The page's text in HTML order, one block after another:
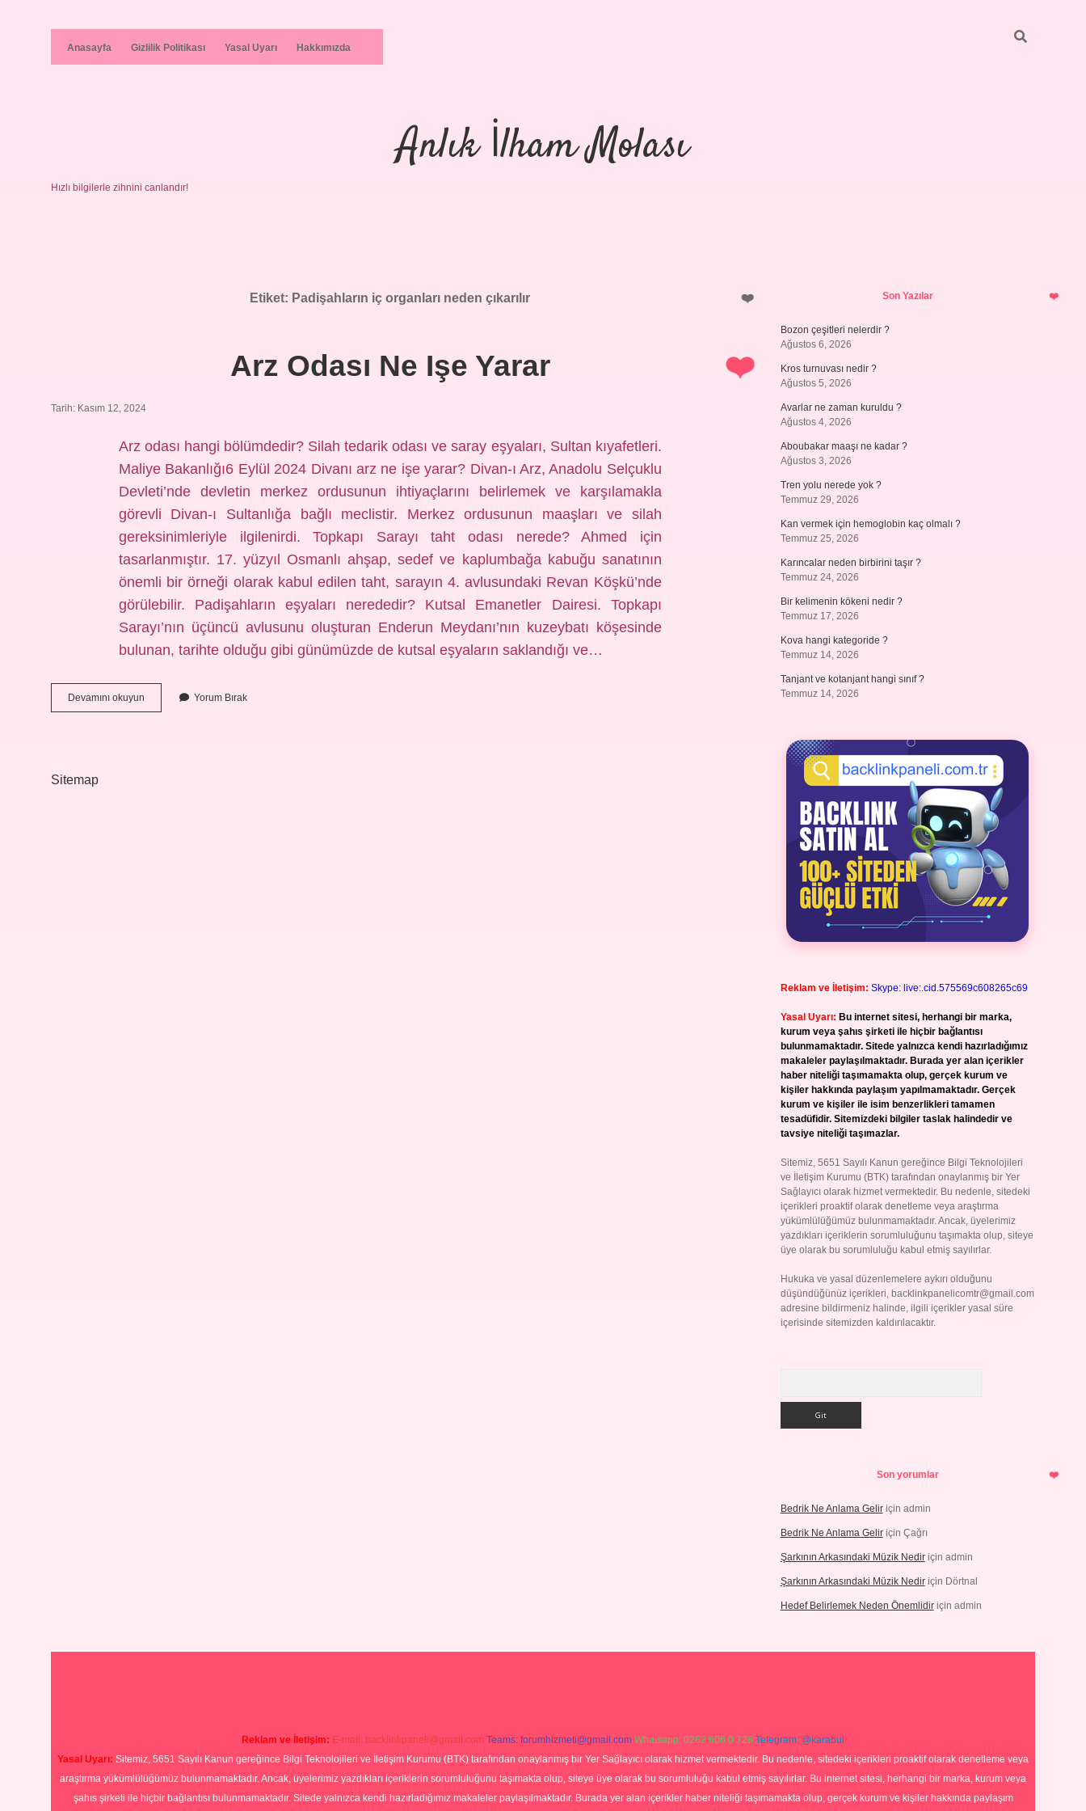
Anasayfa Gizlilik Politikası Yasal Uyarı Hakkımızda
Anlık İlham Molası
Hızlı bilgilerle zihnini canlandır!
Etiket: Padişahların iç organları neden çıkarılır
Arz Odası Ne Işe Yarar
Tarih: Kasım 12, 2024
Arz odası hangi bölümdedir? Silah tedarik odası ve saray eşyaları, Sultan kıyafetleri.
Maliye Bakanlığı6 Eylül 2024 Divanı arz ne işe yarar? Divan-ı Arz, Anadolu Selçuklu
Devleti’nde devletin merkez ordusunun ihtiyaçlarını belirlemek ve karşılamakla
görevli Divan-ı Sultanlığa bağlı meclistir. Merkez ordusunun maaşları ve silah
gereksinimleriyle ilgilenirdi. Topkapı Sarayı taht odası nerede? Ahmed için
tasarlanmıştır. 17. yüzyıl Osmanlı ahşap, sedef ve kaplumbağa kabuğu sanatının
önemli bir örneği olarak kabul edilen taht, sarayın 4. avlusundaki Revan Köşkü’nde
görülebilir. Padişahların eşyaları nerededir? Kutsal Emanetler Dairesi. Topkapı
Sarayı’nın üçüncü avlusunu oluşturan Enderun Meydanı’nın kuzeybatı köşesinde
bulunan, tarihte olduğu gibi günümüzde de kutsal eşyaların saklandığı ve…
Devamını okuyun
Odası
Yorum Bırak
Sitemap
SidebarSon Yazılar
Bozon çeşitleri nelerdir ?
Ağustos 6, 2026
Kros turnuvası nedir ?
Ağustos 5, 2026
Avarlar ne zaman kuruldu ?
Ağustos 4, 2026
Aboubakar maaşı ne kadar ?
Ağustos 3, 2026
Tren yolu nerede yok ?
Temmuz 29, 2026
Kan vermek için hemoglobin kaç olmalı ?
Temmuz 25, 2026
Karıncalar neden birbirini taşır ?
Temmuz 24, 2026
Bir kelimenin kökeni nedir ?
Temmuz 17, 2026
Kova hangi kategoride ?
Temmuz 14, 2026
Tanjant ve kotanjant hangi sınıf ?
Temmuz 14, 2026
Reklam ve İletişim: Skype: live:.cid.575569c608265c69
Yasal Uyarı: Bu internet sitesi, herhangi bir marka,
kurum veya şahıs şirketi ile hiçbir bağlantısı
bulunmamaktadır. Sitede yalnızca kendi hazırladığımız
makaleler paylaşılmaktadır. Burada yer alan içerikler
haber niteliği taşımamakta olup, gerçek kurum ve
kişiler hakkında paylaşım yapılmamaktadır. Gerçek
kurum ve kişiler ile isim benzerlikleri tamamen
tesadüfidir. Sitemizdeki bilgiler taslak halindedir ve
tavsiye niteliği taşımazlar.
Sitemiz, 5651 Sayılı Kanun gereğince Bilgi Teknolojileri
ve İletişim Kurumu (BTK) tarafından onaylanmış bir Yer
Sağlayıcı olarak hizmet vermektedir. Bu nedenle, sitedeki
içerikleri proaktif olarak denetleme veya araştırma
yükümlülüğümüz bulunmamaktadır. Ancak, üyelerimiz
yazdıkları içeriklerin sorumluluğunu taşımakta olup, siteye
üye olarak bu sorumluluğu kabul etmiş sayılırlar.
Hukuka ve yasal düzenlemelere aykırı olduğunu
düşündüğünüz içerikleri, backlinkpanelicomtr@gmail.com
adresine bildirmeniz halinde, ilgili içerikler yasal süre
içerisinde sitemizden kaldırılacaktır.
Son yorumlar
Bedrik Ne Anlama Geliriçin admin
Bedrik Ne Anlama Geliriçin Çağrı
Şarkının Arkasındaki Müzik Nediriçin admin
Şarkının Arkasındaki Müzik Nediriçin Dörtnal
Hedef Belirlemek Neden Önemlidiriçin admin
Reklam ve İletişim: E-mail: backlinkpaneli@gmail.com Teams: forumhizmeti@gmail.com Whatsapp: 0262 606 0 726 Telegram: @karabul
Yasal Uyarı: Sitemiz, 5651 Sayılı Kanun gereğince Bilgi Teknolojileri ve İletişim Kurumu (BTK) tarafından onaylanmış bir Yer Sağlayıcı olarak hizmet vermektedir. Bu nedenle, sitedeki içerikleri proaktif olarak denetleme veya
araştırma yükümlülüğümüz bulunmamaktadır. Ancak, üyelerimiz yazdıkları içeriklerin sorumluluğunu taşımakta olup, siteye üye olarak bu sorumluluğu kabul etmiş sayılırlar. Bu internet sitesi, herhangi bir marka, kurum veya
şahıs şirketi ile hiçbir bağlantısı bulunmamaktadır. Sitede yalnızca kendi hazırladığımız makaleler paylaşılmaktadır. Burada yer alan içerikler haber niteliği taşımamakta olup, gerçek kurum ve kişiler hakkında paylaşım